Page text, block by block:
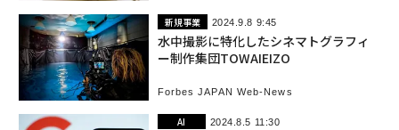
新規事業 2024.9.8 9:45
水中撮影に特化したシネマトグラフィ
ー制作集団TOWAIEIZO
Forbes JAPAN Web-News
AI 2024.8.5 11:30